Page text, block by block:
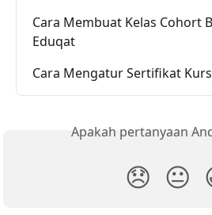
Cara Membuat Kelas Cohort
Eduqat
Cara Mengatur Sertifikat
Apakah pertanyaan
😞 😐